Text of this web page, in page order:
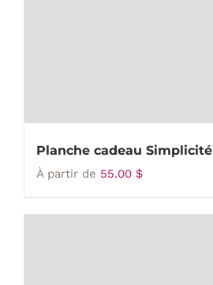
Planche cadeau Simplicité
À partir de 55.00 $